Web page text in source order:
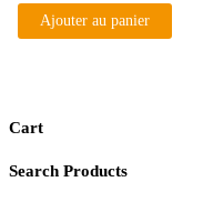
Ajouter au panier
Cart
Search Products